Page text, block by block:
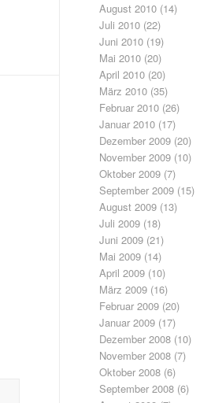
August 2010 (14)
Juli 2010 (22)
Juni 2010 (19)
Mai 2010 (20)
April 2010 (20)
März 2010 (35)
Februar 2010 (26)
Januar 2010 (17)
Dezember 2009 (20)
November 2009 (10)
Oktober 2009 (7)
September 2009 (15)
August 2009 (13)
Juli 2009 (18)
Juni 2009 (21)
Mai 2009 (14)
April 2009 (10)
März 2009 (16)
Februar 2009 (20)
Januar 2009 (17)
Dezember 2008 (10)
November 2008 (7)
Oktober 2008 (6)
September 2008 (6)